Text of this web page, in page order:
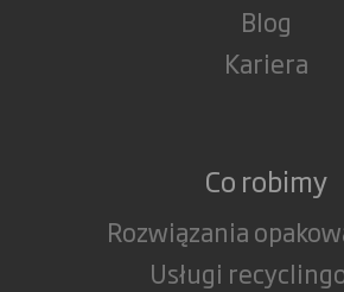
Blog
Kariera
Co robimy
Rozwiązania
Usługi